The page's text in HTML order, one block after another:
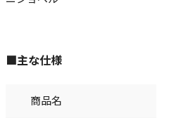
■主な仕様
商品名